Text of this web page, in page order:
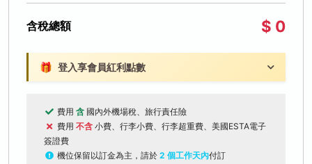
含稅總額 $ 0
🎁 登入享會員紅利點數
費用 含 國內外機場稅、旅行責任險
費用 不含 小費、行李小費、行李超重費、美國ESTA電子
簽證費
機位保留以訂金為主，請於 2 個工作天內付訂